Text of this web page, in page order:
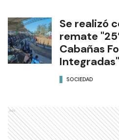
Se realizó
remate
Cabañas
Integradas"
SOCIEDAD
Ads